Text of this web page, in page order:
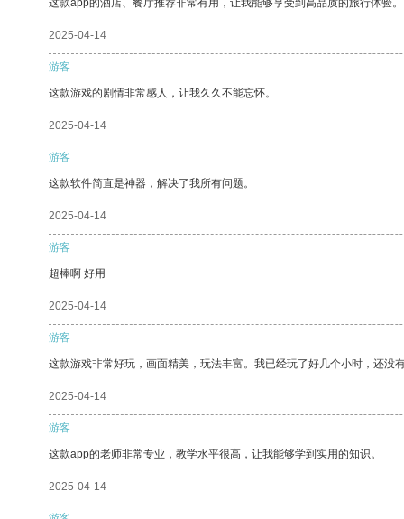
这款app的酒店、餐厅推荐非常有用，让我能够享受到高品质的旅行体验。
2025-04-14
游客
这款游戏的剧情非常感人，让我久久不能忘怀。
2025-04-14
游客
这款软件简直是神器，解决了我所有问题。
2025-04-14
游客
超棒啊 好用
2025-04-14
游客
这款游戏非常好玩，画面精美，玩法丰富。我已经玩了好几个小时，还没
2025-04-14
游客
这款app的老师非常专业，教学水平很高，让我能够学到实用的知识。
2025-04-14